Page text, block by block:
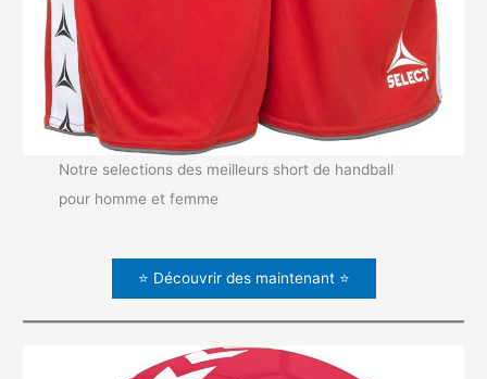
Notre selections des meilleurs short de handball
pour homme et femme
⭐ Découvrir des maintenant ⭐